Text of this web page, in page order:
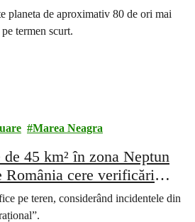
planeta de aproximativ 80 de ori mai
termen scurt.
Marea Neagra
45 km² în zona Neptun
România cere verificări
partea companiilor de
pe teren, considerând incidentele din